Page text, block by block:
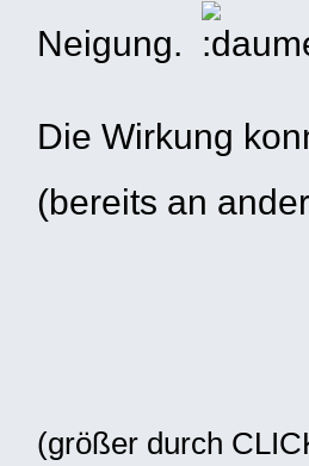
Neigung.
Die Wirkung
(bereits an
(größer durch